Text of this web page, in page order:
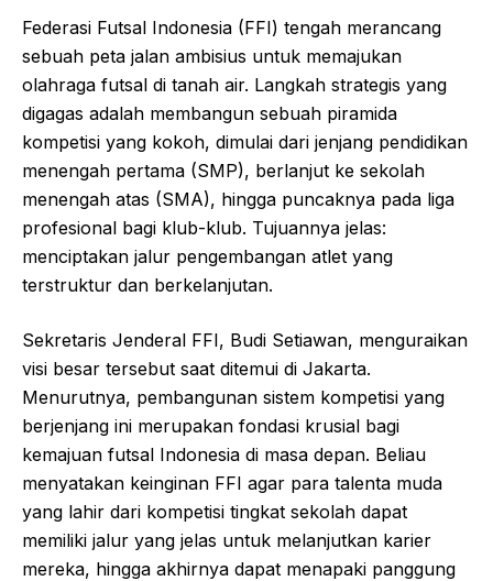
Federasi Futsal Indonesia (FFI) tengah merancang
sebuah peta jalan ambisius untuk memajukan
olahraga futsal di tanah air. Langkah strategis yang
digagas adalah membangun sebuah piramida
kompetisi yang kokoh, dimulai dari jenjang pendidikan
menengah pertama (SMP), berlanjut ke sekolah
menengah atas (SMA), hingga puncaknya pada liga
profesional bagi klub-klub. Tujuannya jelas:
menciptakan jalur pengembangan atlet yang
terstruktur dan berkelanjutan.
Sekretaris Jenderal FFI, Budi Setiawan, menguraikan
visi besar tersebut saat ditemui di Jakarta.
Menurutnya, pembangunan sistem kompetisi yang
berjenjang ini merupakan fondasi krusial bagi
kemajuan futsal Indonesia di masa depan. Beliau
menyatakan keinginan FFI agar para talenta muda
yang lahir dari kompetisi tingkat sekolah dapat
memiliki jalur yang jelas untuk melanjutkan karier
mereka, hingga akhirnya dapat menapaki panggung